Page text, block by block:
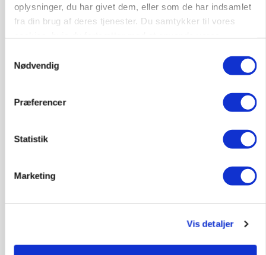
oplysninger, du har givet dem, eller som de har indsamlet
fra din brug af deres tjenester. Du samtykker til vores
Nødvendig
Præferencer
Statistik
Marketing
Vis detaljer
POLITIK
»Nu stopper I«: Landbrugsdebattør og
protestgruppe vil demonstrere mod ny
gødskningslov
Folketinget behandler ny gødskningslov: Sådan